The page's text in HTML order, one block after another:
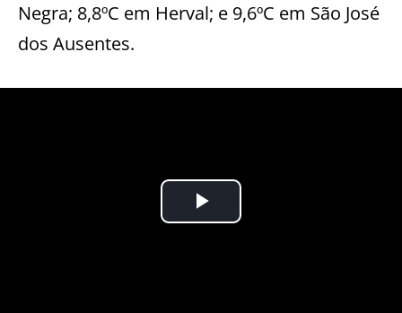
Negra; 8,8ºC em Herval; e 9,6ºC em São José
dos Ausentes.